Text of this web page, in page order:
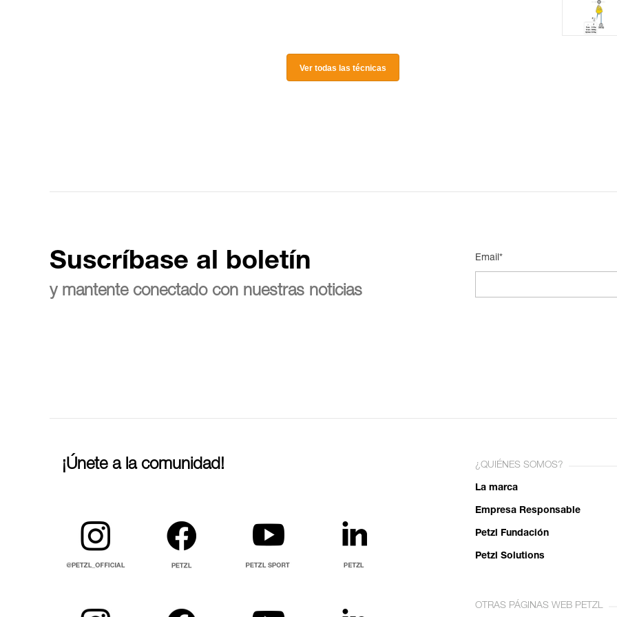
Ver todas las técnicas
Suscríbase al boletín
y mantente conectado con nuestras noticias
Email*
¡Únete a la comunidad! ¿QUIÉNES SOMOS?
La marca
Empresa Responsable
Petzl Fundación
Petzl Solutions
OTRAS PÁGINAS WEB PETZL